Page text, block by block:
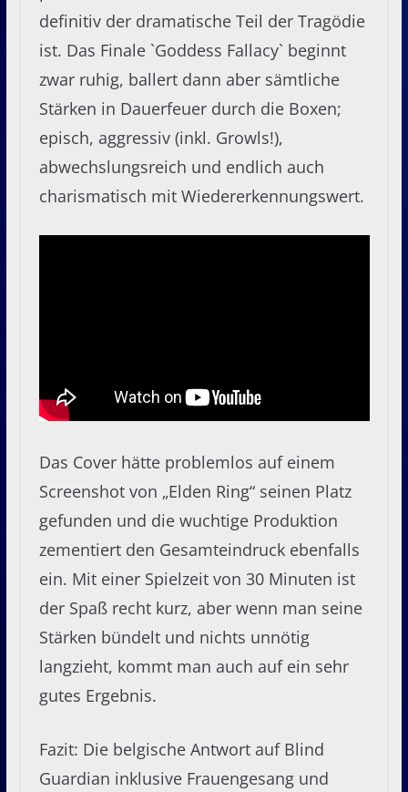
definitiv der dramatische Teil der Tragödie
ist. Das Finale `Goddess Fallacy` beginnt
zwar ruhig, ballert dann aber sämtliche
Stärken in Dauerfeuer durch die Boxen;
episch, aggressiv (inkl. Growls!),
abwechslungsreich und endlich auch
charismatisch mit Wiedererkennungswert.
Das Cover hätte problemlos auf einem
Screenshot von „Elden Ring“ seinen Platz
gefunden und die wuchtige Produktion
zementiert den Gesamteindruck ebenfalls
ein. Mit einer Spielzeit von 30 Minuten ist
der Spaß recht kurz, aber wenn man seine
Stärken bündelt und nichts unnötig
langzieht, kommt man auch auf ein sehr
gutes Ergebnis.
Fazit: Die belgische Antwort auf Blind
Guardian inklusive Frauengesang und